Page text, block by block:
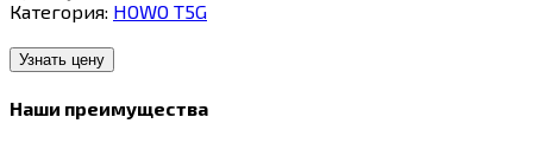
Категория: HOWO T5G
Узнать цену
Наши преимущества